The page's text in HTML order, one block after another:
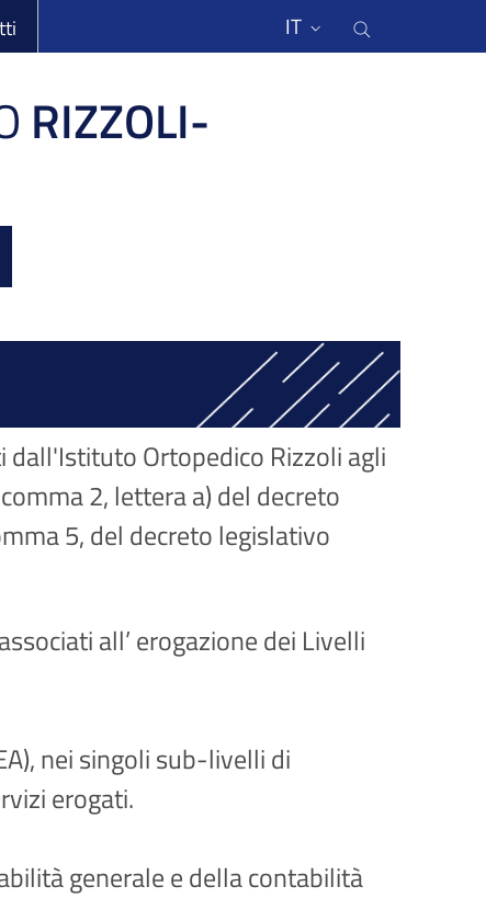
IT
RIZZOLI-
dall'Istituto Ortopedico Rizzoli agli
2, lettera a) del decreto
5, del decreto legislativo
all’ erogazione dei Livelli
nei singoli sub-livelli di
erogati.
generale e della contabilità